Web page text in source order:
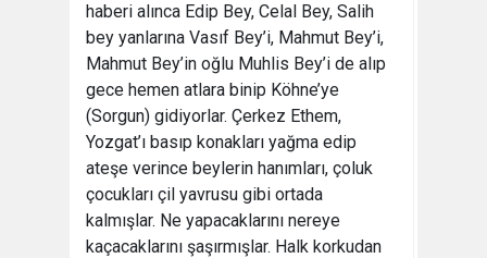
haberi alınca Edip Bey, Celal Bey, Salih
bey yanlarına Vasıf Bey’i, Mahmut Bey’i,
Mahmut Bey’in oğlu Muhlis Bey’i de alıp
gece hemen atlara binip Köhne’ye
(Sorgun) gidiyorlar. Çerkez Ethem,
Yozgat’ı basıp konakları yağma edip
ateşe verince beylerin hanımları, çoluk
çocukları çil yavrusu gibi ortada
kalmışlar. Ne yapacaklarını nereye
kaçacaklarını şaşırmışlar. Halk korkudan